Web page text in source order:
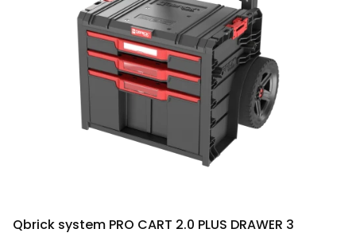
Qbrick system PRO CART 2.0 PLUS DRAWER 3